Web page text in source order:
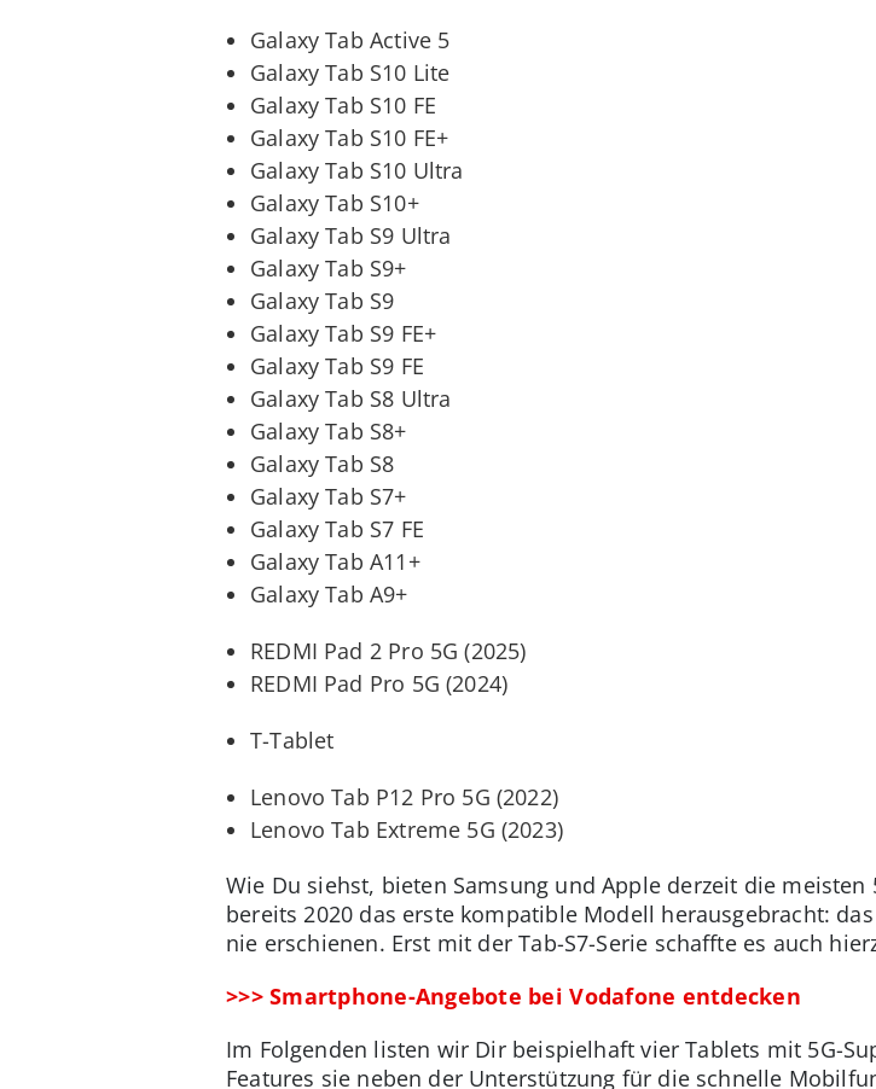
Galaxy Tab Active 5
Galaxy Tab S10 Lite
Galaxy Tab S10 FE
Galaxy Tab S10 FE+
Galaxy Tab S10 Ultra
Galaxy Tab S10+
Galaxy Tab S9 Ultra
Galaxy Tab S9+
Galaxy Tab S9
Galaxy Tab S9 FE+
Galaxy Tab S9 FE
Galaxy Tab S8 Ultra
Galaxy Tab S8+
Galaxy Tab S8
Galaxy Tab S7+
Galaxy Tab S7 FE
Galaxy Tab A11+
Galaxy Tab A9+
REDMI Pad 2 Pro 5G (2025)
REDMI Pad Pro 5G (2024)
T-Tablet
Lenovo Tab P12 Pro 5G (2022)
Lenovo Tab Extreme 5G (2023)
Wie Du siehst, bieten Samsung und Apple derzeit die
bereits 2020 das erste kompatible Modell herausgebracht:
nie erschienen. Erst mit der Tab-S7-Serie schaffte es auch
>>> Smartphone-Angebote bei Vodafone entdecken
Im Folgenden listen wir Dir beispielhaft vier Tablets mit 5G-
Features sie neben der Unterstützung für die schnelle